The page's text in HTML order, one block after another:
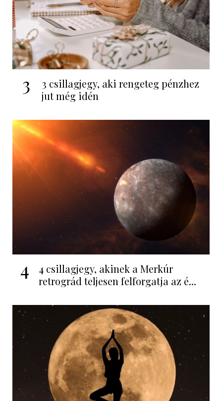
3
3 csillagjegy, aki rengeteg pénzhez
jut még idén
4
4 csillagjegy, akinek a Merkúr
retrográd teljesen felforgatja az é...